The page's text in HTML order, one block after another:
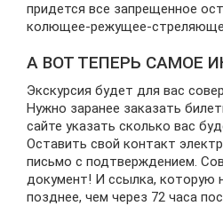
придется все запрещенное
колющее-режущее-
А ВОТ ТЕПЕРЬ САМОЕ
Экскурсия будет для вас
Нужно заранее заказать
сайте указать сколько вас
Оставить свой контакт
письмо с подтверждением.
документ! И ссылка, которую
позднее, чем через 72 часа